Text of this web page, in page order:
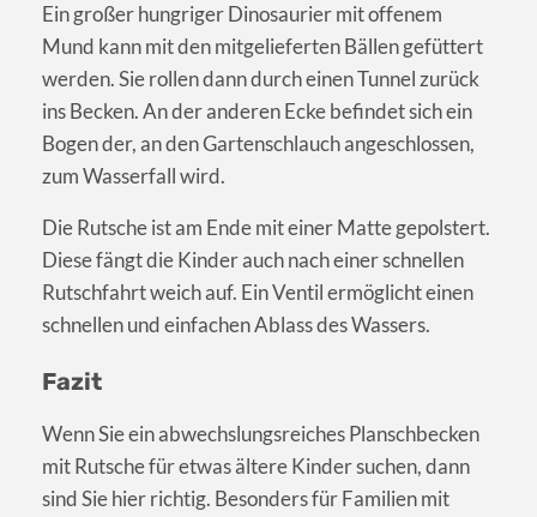
Ein großer hungriger Dinosaurier mit offenem
Mund kann mit den mitgelieferten Bällen gefüttert
werden. Sie rollen dann durch einen Tunnel zurück
ins Becken. An der anderen Ecke befindet sich ein
Bogen der, an den Gartenschlauch angeschlossen,
zum Wasserfall wird.
Die Rutsche ist am Ende mit einer Matte gepolstert.
Diese fängt die Kinder auch nach einer schnellen
Rutschfahrt weich auf. Ein Ventil ermöglicht einen
schnellen und einfachen Ablass des Wassers.
Fazit
Wenn Sie ein abwechslungsreiches Planschbecken
mit Rutsche für etwas ältere Kinder suchen, dann
sind Sie hier richtig. Besonders für Familien mit